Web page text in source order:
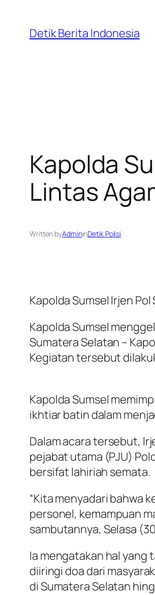
content
Detik Berita Indonesia
Kapolda
Lintas
Written byAdmininDetik Polisi
Kapolda Sumsel Irjen
Kapolda Sumsel
Sumatera Selatan –
Kegiatan tersebut
Kapolda Sumsel
ikhtiar batin dalam
Dalam acara tersebut,
pejabat utama (PJU)
bersifat lahiriah semata.
“Kita menyadari bahwa
personel, kemampuan
sambutannya, Selasa
Ia mengatakan hal yang
diiringi doa dari
di Sumatera Selatan